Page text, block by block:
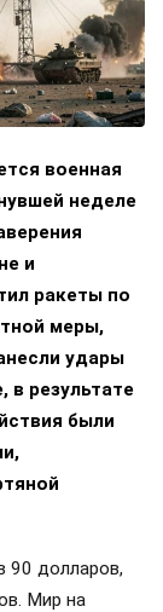
военная
неделе
и
ракеты по
меры,
удары
в результате
были
90 долларов,
Мир на